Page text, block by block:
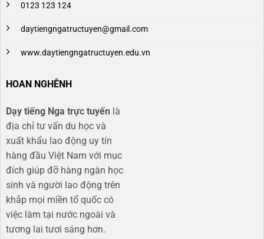
0123 123 124
daytiengngatructuyen@gmail.com
www.daytiengngatructuyen.edu.vn
HOAN NGHÊNH
Dạy tiếng Nga trực tuyến là
địa chỉ tư vấn du học và
xuất khẩu lao động uy tín
hàng đầu Việt Nam với mục
đích giúp đỡ hàng ngàn học
sinh và người lao động trên
khắp mọi miền tổ quốc có
việc làm tại nước ngoài và
tương lai tươi sáng hơn​.